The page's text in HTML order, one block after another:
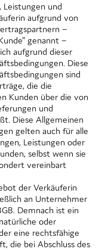
Leistungen und
aufgrund von
–
genannt –
aufgrund dieser
Diese
sind
die die
Kunden über die von
und
Diese Allgemeinen
gelten auch für alle
Leistungen oder
selbst wenn sie
vereinbart
der Verkäuferin
an Unternehmer
Demnach ist ein
oder
eine rechtsfähige
die bei Abschluss des